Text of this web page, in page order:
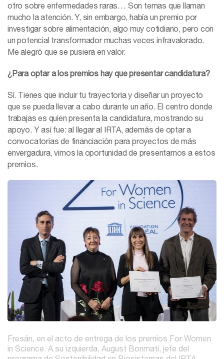
otro sobre enfermedades raras… Son temas que llaman
mucho la atención. Y, sin embargo, había un premio por
investigar sobre alimentación, algo muy cotidiano, pero con
un potencial transformador muchas veces infravalorado.
Me alegró que se pusiera en valor.
¿Para optar a los premios hay que presentar candidatura?
Sí. Tienes que incluir tu trayectoria y diseñar un proyecto
que se pueda llevar a cabo durante un año. El centro donde
trabajas es quien presenta la candidatura, mostrando su
apoyo. Y así fue: al llegar al IRTA, además de optar a
convocatorias de financiación para proyectos de más
envergadura, vimos la oportunidad de presentarnos a estos
premios.
Fresán, en el acto de entrega de los premios For Women
in Science. A su izquierda, August Bonmatí, jefe del